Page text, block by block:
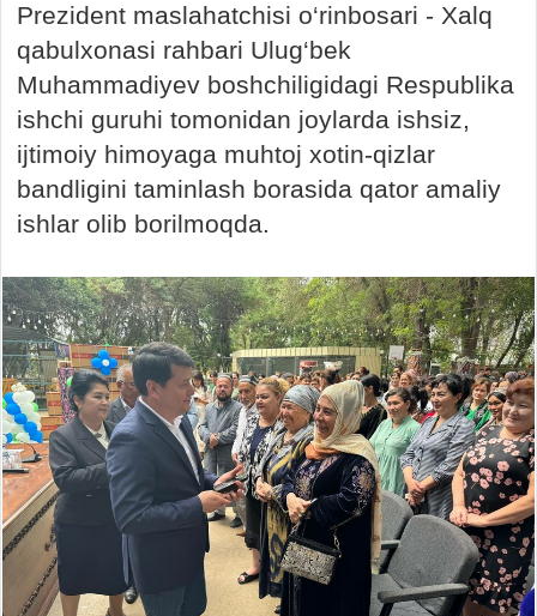
Prezident maslahatchisi o‘rinbosari - Xalq
qabulxonasi rahbari Ulug‘bek
Muhammadiyev boshchiligidagi Respublika
ishchi guruhi tomonidan joylarda ishsiz,
ijtimoiy himoyaga muhtoj xotin-qizlar
bandligini taminlash borasida qator amaliy
ishlar olib borilmoqda.